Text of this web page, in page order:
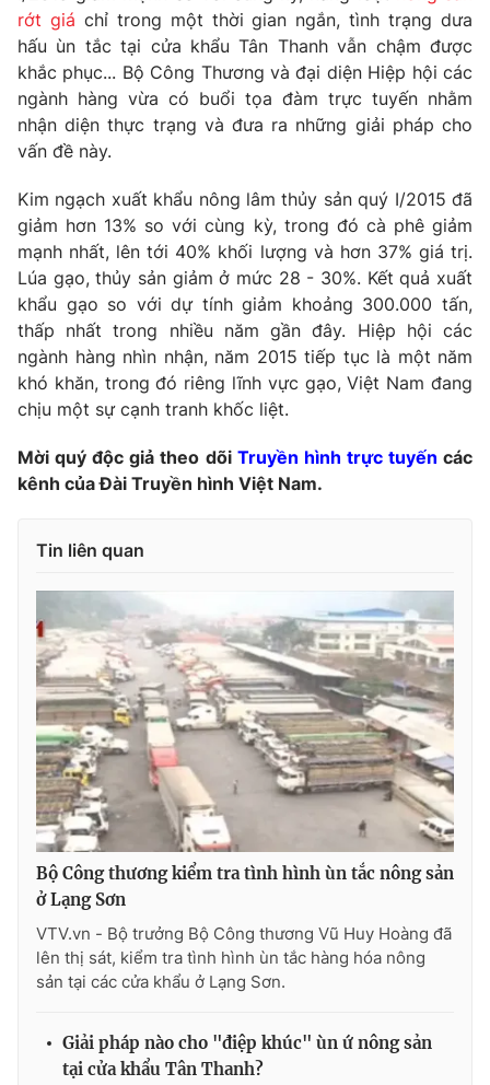
Câu chuyện quốc tế
Thị trường
Góc doanh nghiệp
Truyền hình
Phim VTV
Hậu trường
Nhân vật
Khán giả
Giải sao mai
Giải trí
Âm nhạc
Sao
Đời sống
Du lịch
Làm đẹp
Chất lượng cuộc sống
Giáo dục
Tuyển sinh
Học trực tuyến
Công nghệ
Hitech Công nghệ tương lai
Sản phẩm
Thị trường
Tư vấn
Giao lưu trực tuyến
Lịch phát sóng
Emagazine
Photo Infographic
Video Shorts video
VTV Money VTV Thể thao
VTV Sức khoẻ Bất động sản
Thị trường 24h Tấm lòng Việt
VTV4 Vươn mình bằng AI
Liên hệ tòa soạn English
rớt giá chỉ trong một thời gian ngắn, tình trạng dưa
hấu ùn tắc tại cửa khẩu Tân Thanh vẫn chậm được
khắc phục... Bộ Công Thương và đại diện Hiệp hội các
ngành hàng vừa có buổi tọa đàm trực tuyến nhằm
nhận diện thực trạng và đưa ra những giải pháp cho
vấn đề này.
Kim ngạch xuất khẩu nông lâm thủy sản quý I/2015 đã
giảm hơn 13% so với cùng kỳ, trong đó cà phê giảm
mạnh nhất, lên tới 40% khối lượng và hơn 37% giá trị.
Lúa gạo, thủy sản giảm ở mức 28 - 30%. Kết quả xuất
khẩu gạo so với dự tính giảm khoảng 300.000 tấn,
thấp nhất trong nhiều năm gần đây. Hiệp hội các
ngành hàng nhìn nhận, năm 2015 tiếp tục là một năm
khó khăn, trong đó riêng lĩnh vực gạo, Việt Nam đang
chịu một sự cạnh tranh khốc liệt.
Mời quý độc giả theo dõi Truyền hình trực tuyến các
kênh của Đài Truyền hình Việt Nam.
Tin liên quan
Bộ Công thương kiểm tra tình hình ùn tắc nông sản
ở Lạng Sơn
VTV.vn - Bộ trưởng Bộ Công thương Vũ Huy Hoàng đã
lên thị sát, kiểm tra tình hình ùn tắc hàng hóa nông
sản tại các cửa khẩu ở Lạng Sơn.
Giải pháp nào cho "điệp khúc" ùn ứ nông sản
tại cửa khẩu Tân Thanh?